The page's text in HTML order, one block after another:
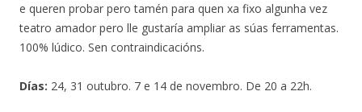
e queren probar pero tamén para quen xa fixo algunha vez
teatro amador pero lle gustaría ampliar as súas ferramentas.
100% lúdico. Sen contraindicacións.
Días: 24, 31 outubro. 7 e 14 de novembro. De 20 a 22h.